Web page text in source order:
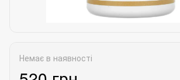
Немає в наявності